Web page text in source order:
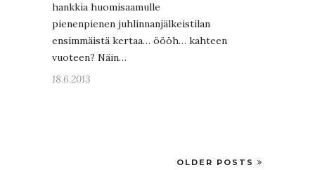
hankkia huomisaamulle
pienenpienen juhlinnanjälkeistilan
ensimmäistä kertaa… öööh… kahteen
vuoteen? Näin…
18.6.2013
OLDER POSTS